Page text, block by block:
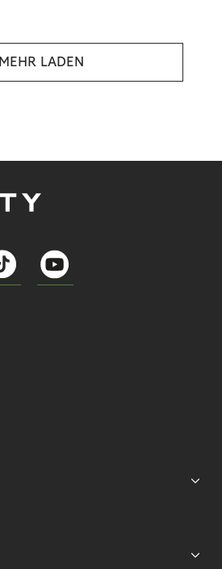
MEHR LADEN